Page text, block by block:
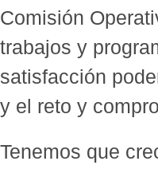
Comisión
trabajos y
satisfacción
y el reto y
Tenemos que